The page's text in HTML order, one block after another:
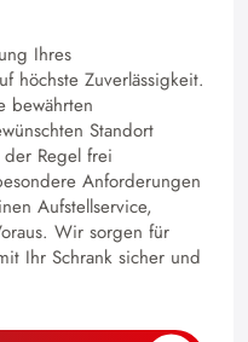
Ihres
höchste Zuverlässigkeit.
bewährten
Standort
Regel frei
Anforderungen
Aufstellservice,
Wir sorgen für
Ihr Schrank sicher und